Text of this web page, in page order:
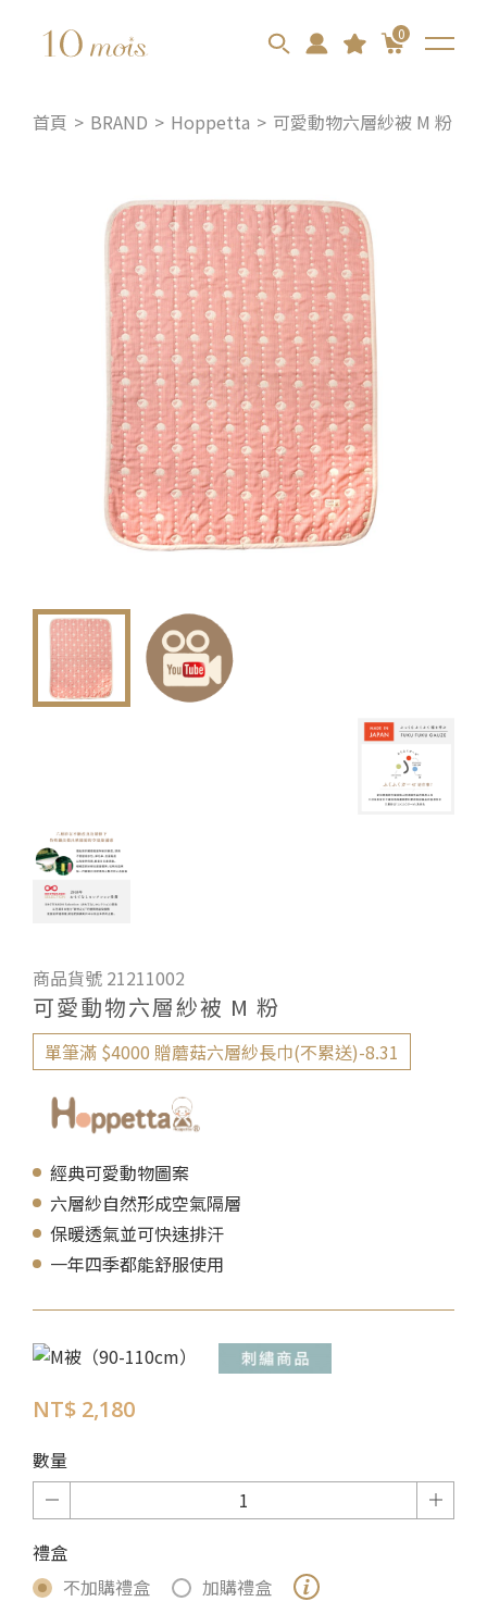
0
首頁 BRAND Hoppetta 可愛動物六層紗被 M 粉
商品貨號 21211002
可愛動物六層紗被 M 粉
單筆滿 $4000 贈蘑菇六層紗長巾(不累送)-8.31
經典可愛動物圖案
六層紗自然形成空氣隔層
保暖透氣並可快速排汗
一年四季都能舒服使用
NT$ 2,180
數量
禮盒
不加購禮盒
加購禮盒